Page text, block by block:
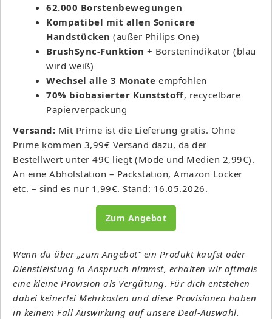
62.000 Borstenbewegungen
Kompatibel mit allen Sonicare
Handstücken (außer Philips One)
BrushSync-Funktion + Borstenindikator (blau
wird weiß)
Wechsel alle 3 Monate empfohlen
70% biobasierter Kunststoff, recycelbare
Papierverpackung
Versand: Mit Prime ist die Lieferung gratis. Ohne
Prime kommen 3,99€ Versand dazu, da der
Bestellwert unter 49€ liegt (Mode und Medien 2,99€).
An eine Abholstation – Packstation, Amazon Locker
etc. – sind es nur 1,99€. Stand: 16.05.2026.
Zum Angebot
Wenn du über „zum Angebot“ ein Produkt kaufst oder
Dienstleistung in Anspruch nimmst, erhalten wir oftmals
eine kleine Provision als Vergütung. Für dich entstehen
dabei keinerlei Mehrkosten und diese Provisionen haben
in keinem Fall Auswirkung auf unsere Deal-Auswahl.